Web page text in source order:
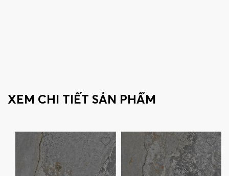
XEM CHI TIẾT SẢN PHẨM